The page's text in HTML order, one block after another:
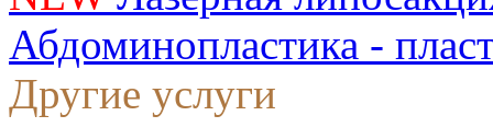
Абдоминопластика -
Другие услуги